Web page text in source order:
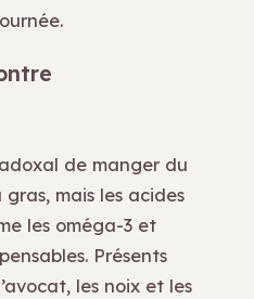
de manger du
mais les acides
les oméga-3 et
Présents
les noix et les